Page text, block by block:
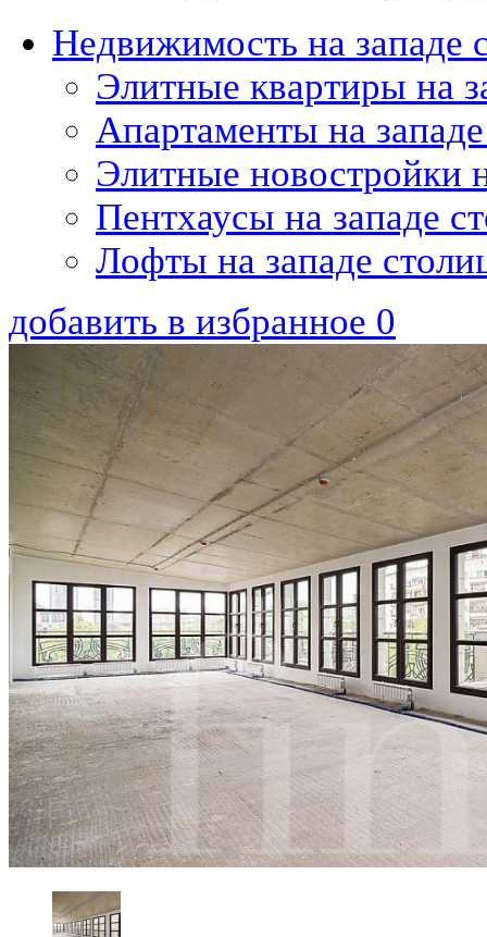
Недвижимость на западе
Элитные квартиры на
Апартаменты на
Элитные новостройки
Пентхаусы на западе
Лофты на западе
добавить в избранное 0